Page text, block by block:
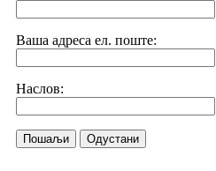
Ваша адреса ел. поште:
Наслов:
Пошаљи Одустани